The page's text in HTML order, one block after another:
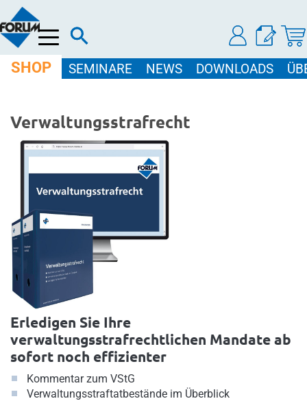
Menü
SHOP SEMINARE NEWS DOWNLOADS
Verwaltungsstrafrecht
Erledigen Sie Ihre
verwaltungsstrafrechtlichen Mandate ab
sofort noch effizienter
Kommentar zum VStG
Verwaltungsstraftatbestände im Überblick